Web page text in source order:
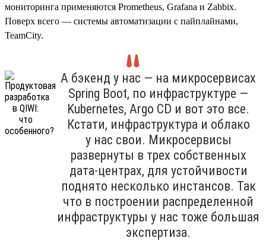
мониторинга применяются Prometheus, Grafana и Zabbix.
Поверх всего — системы автоматизации с пайплайнами,
TeamCity.
А бэкенд у нас — на микросервисах
Spring Boot, по инфраструктуре —
Kubernetes, Argo CD и вот это все.
Кстати, инфраструктура и облако
у нас свои. Микросервисы
развернуты в трех собственных
дата-центрах, для устойчивости
поднято несколько инстансов. Так
что в построении распределенной
инфраструктуры у нас тоже большая
экспертиза.